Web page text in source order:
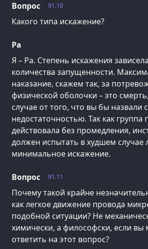
91.10
Вопрос
Какого типа искажение?
Ра
Я – Ра. Степень искажения
количества запущенности.
наказание, скажем так, за
физической оболочки – это
случае от того, что вы бы назвали
недостаточностью. Так как группа
действовала без промедления,
должен испытать в худшем случае
минимальное искажение.
91.11
Вопрос
Почему такой крайне
как легкое движение провода
подобной ситуации? Не
химически, а философски, если вы
ответить на этот вопрос?